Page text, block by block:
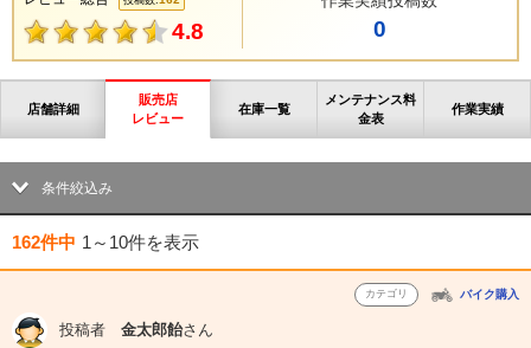
4.8 0
店舗詳細
販売店
レビュー
在庫一覧
メンテナンス料
金表
作業実績
条件絞込み
162件中 1～10件を表示
カテゴリ バイク購入
投稿者 金太郎飴さん